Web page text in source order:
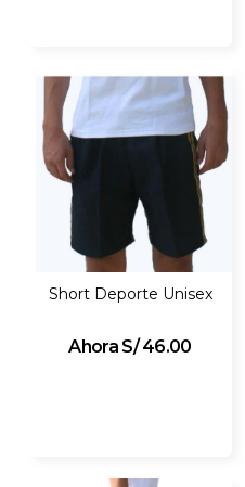
Short Deporte Unisex
S/ 46.00